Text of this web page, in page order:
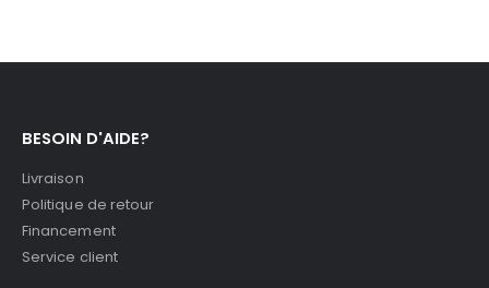
BESOIN D'AIDE?
Livraison
Politique de retour
Financement
Service client